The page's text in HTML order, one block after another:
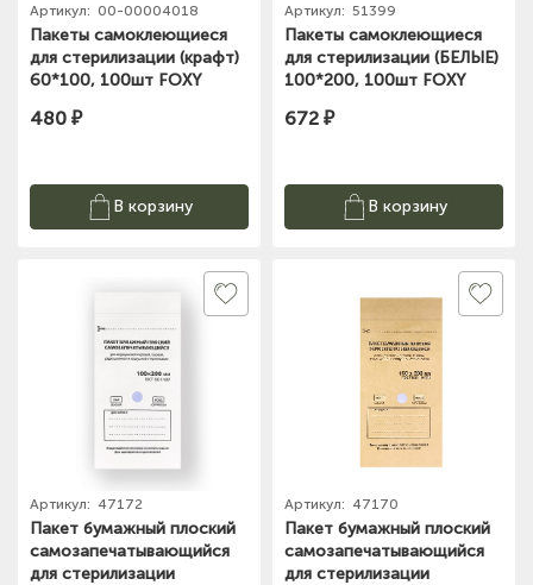
Артикул: 00-00004018
Пакеты самоклеющиеся
для стерилизации (крафт)
60*100, 100шт FOXY
480 ₽
В корзину
Артикул: 51399
Пакеты самоклеющиеся
для стерилизации (БЕЛЫЕ)
100*200, 100шт FOXY
672 ₽
В корзину
Артикул: 47172
Пакет бумажный плоский
самозапечатывающийся
для стерилизации
Артикул: 47170
Пакет бумажный плоский
самозапечатывающийся
для стерилизации